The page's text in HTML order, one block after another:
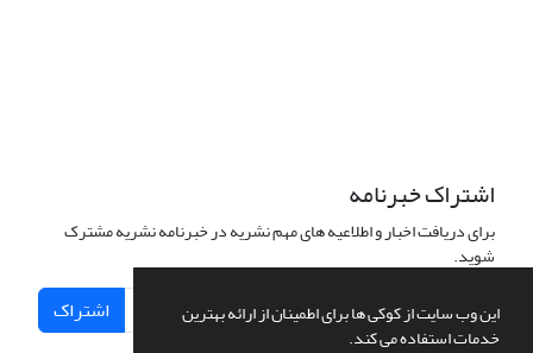
این وب سایت از کوکی ها برای اطمینان از ارائه بهترین
خدمات استفاده می کند.
اشتراک خبرنامه
برای دریافت اخبار و اطلاعیه های مهم نشریه در خبرنامه نشریه مشترک
شوید.
اشتراک